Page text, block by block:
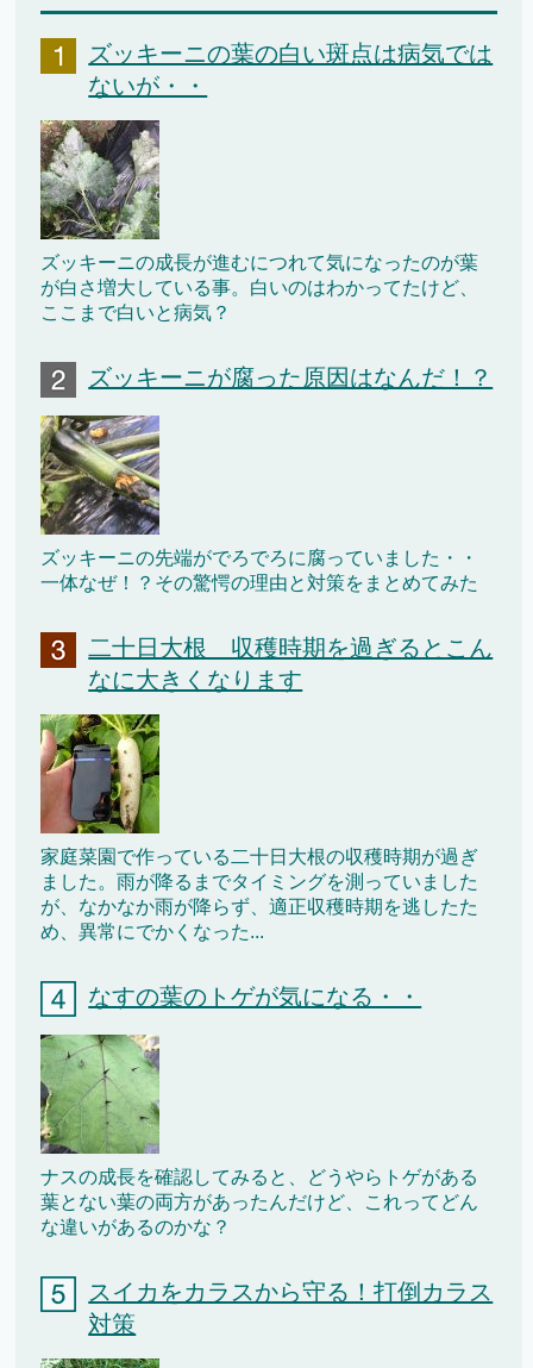
ズッキーニの葉の白い斑点は病気では
ないが・・
ズッキーニの成長が進むにつれて気になったのが葉
が白さ増大している事。白いのはわかってたけど、
ここまで白いと病気？
ズッキーニが腐った原因はなんだ！？
ズッキーニの先端がでろでろに腐っていました・・
一体なぜ！？その驚愕の理由と対策をまとめてみた
二十日大根 収穫時期を過ぎるとこん
なに大きくなります
家庭菜園で作っている二十日大根の収穫時期が過ぎ
ました。雨が降るまでタイミングを測っていました
が、なかなか雨が降らず、適正収穫時期を逃したた
め、異常にでかくなった...
なすの葉のトゲが気になる・・
ナスの成長を確認してみると、どうやらトゲがある
葉とない葉の両方があったんだけど、これってどん
な違いがあるのかな？
スイカをカラスから守る！打倒カラス
対策